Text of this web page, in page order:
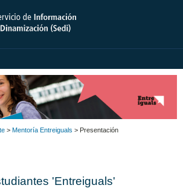
> Mentoría Entreiguals > Presentación
'Entreiguals'